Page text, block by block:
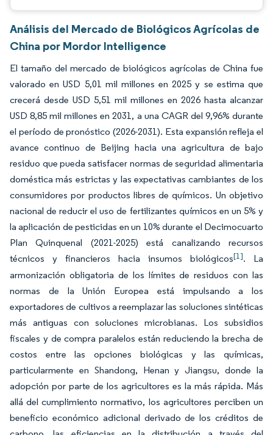
Análisis del Mercado de Biológicos Agrícolas de
China por Mordor Intelligence
El tamaño del mercado de biológicos agrícolas de China fue
valorado en USD 5,01 mil millones en 2025 y se estima que
crecerá desde USD 5,51 mil millones en 2026 hasta alcanzar
USD 8,85 mil millones en 2031, a una CAGR del 9,96% durante
el período de pronóstico (2026-2031). Esta expansión refleja el
avance continuo de Beijing hacia una agricultura de bajo
residuo que pueda satisfacer normas de seguridad alimentaria
doméstica más estrictas y las expectativas cambiantes de los
consumidores por productos libres de químicos. Un objetivo
nacional de reducir el uso de fertilizantes químicos en un 5% y
la aplicación de pesticidas en un 10% durante el Decimocuarto
Plan Quinquenal (2021-2025) está canalizando recursos
técnicos y financieros hacia insumos biológicos[1]. La
armonización obligatoria de los límites de residuos con las
normas de la Unión Europea está impulsando a los
exportadores de cultivos a reemplazar las soluciones sintéticas
más antiguas con soluciones microbianas. Los subsidios
fiscales y de compra paralelos están reduciendo la brecha de
costos entre las opciones biológicas y las químicas,
particularmente en Shandong, Henan y Jiangsu, donde la
adopción por parte de los agricultores es la más rápida. Más
allá del cumplimiento normativo, los agricultores perciben un
beneficio económico adicional derivado de los créditos de